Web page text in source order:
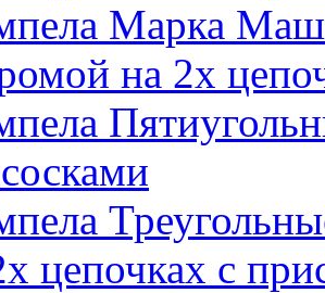
Марка
на 2х
цепочках с